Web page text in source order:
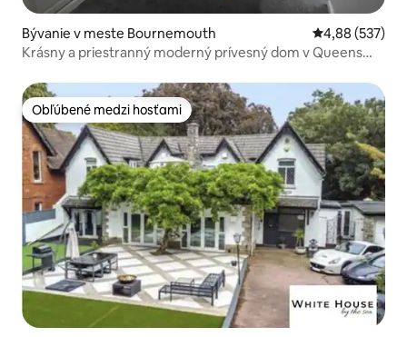
Bývanie v meste Bournemouth Priemerné
4,88 (537)
Krásny a priestranný moderný prívesný dom v Queens
Obľúbené medzi hosťami
Obľúbené medzi hosťami